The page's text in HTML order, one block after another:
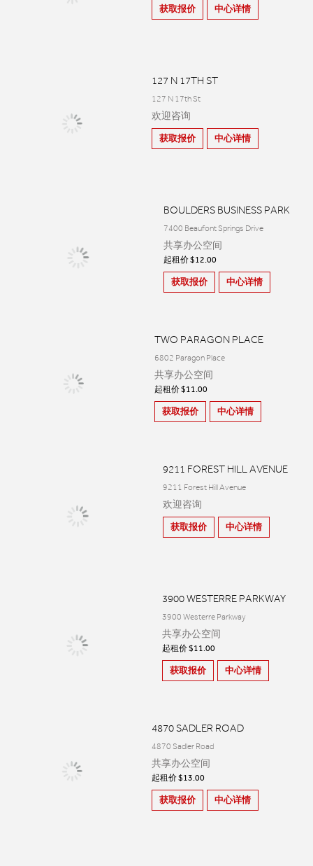
获取报价 中心详情
127 N 17TH ST
127 N 17th St
欢迎咨询
获取报价 中心详情
BOULDERS BUSINESS PARK
7400 Beaufont Springs Drive
共享办公空间
起租价 $12.00
获取报价 中心详情
TWO PARAGON PLACE
6802 Paragon Place
共享办公空间
起租价 $11.00
获取报价 中心详情
9211 FOREST HILL AVENUE
9211 Forest Hill Avenue
欢迎咨询
获取报价 中心详情
3900 WESTERRE PARKWAY
3900 Westerre Parkway
共享办公空间
起租价 $11.00
获取报价 中心详情
4870 SADLER ROAD
4870 Sadler Road
共享办公空间
起租价 $13.00
获取报价 中心详情